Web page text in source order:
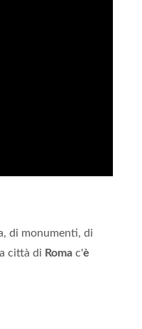
di monumenti, di
città di Roma c'è